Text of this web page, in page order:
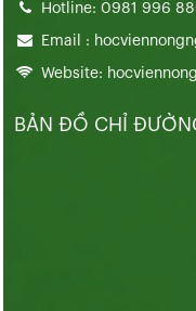
Hotline: 0981 996
Email :
Website:
BẢN ĐỒ CHỈ